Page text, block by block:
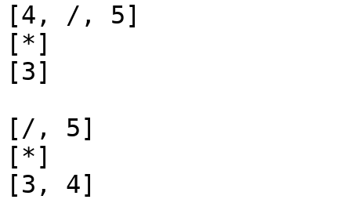
[4, /, 5]
[*]
[3]
[/, 5]
[*]
[3, 4]